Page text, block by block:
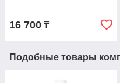
16 700 ₸
Подобные товары